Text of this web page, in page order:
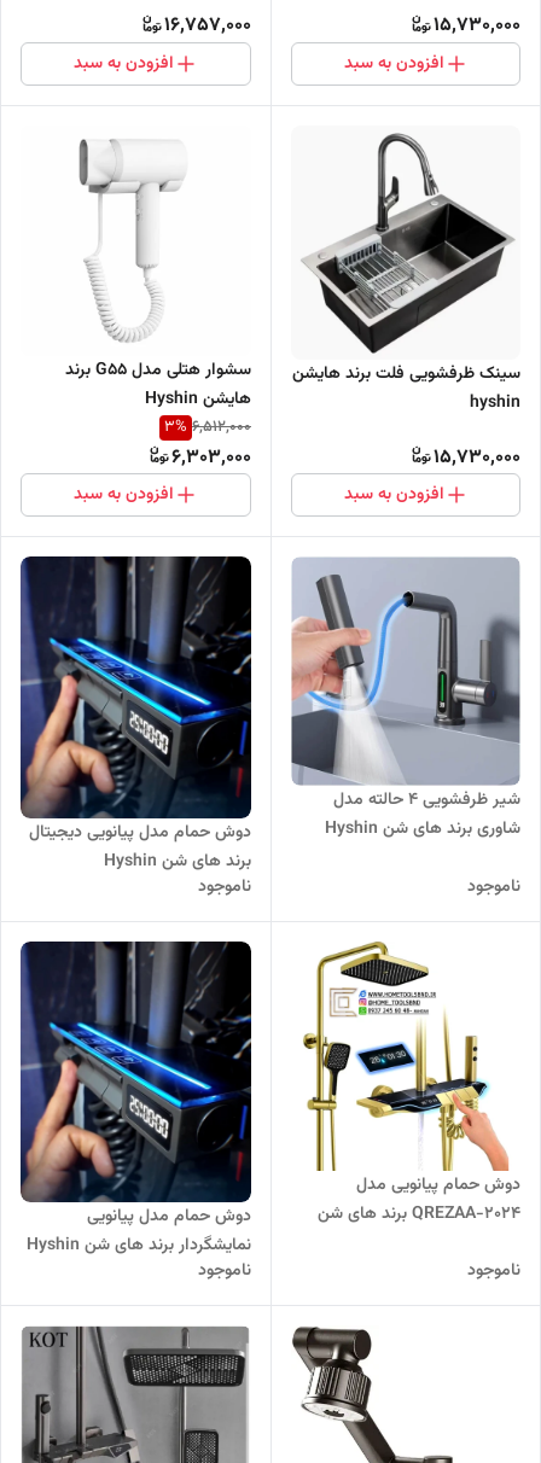
15,730,000
افزودن به سبد
16,757,000
افزودن به سبد
سینک ظرفشویی فلت برند هایشن
hyshin
15,730,000
افزودن به سبد
سشوار هتلی مدل G55 برند
هایشن Hyshin
6,512,000
3%
6,303,000
افزودن به سبد
شیر ظرفشویی 4 حالته مدل
شاوری برند های شن Hyshin
ناموجود
دوش حمام مدل پیانویی دیجیتال
برند های شن Hyshin
ناموجود
دوش حمام پیانویی مدل
QREZAA-2024 برند های شن
ناموجود
دوش حمام مدل پیانویی
نمایشگردار برند های شن Hyshin
ناموجود